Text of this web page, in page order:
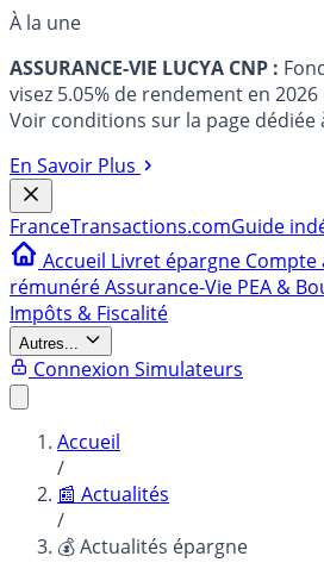
À la une
ASSURANCE-VIE LUCYA CNP :
visez 5.05% de rendement en 2026
Voir conditions sur la page dédiée
En Savoir Plus
FranceTransactions.comGuide
Accueil Livret épargne Compte
rémunéréAssurance-Vie PEA &
Impôts & Fiscalité
Autres...
Connexion Simulateurs
Accueil
/
📰 Actualités
/
💰 Actualités épargne